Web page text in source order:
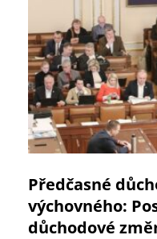
Předčasné
výchovného:
důchodové